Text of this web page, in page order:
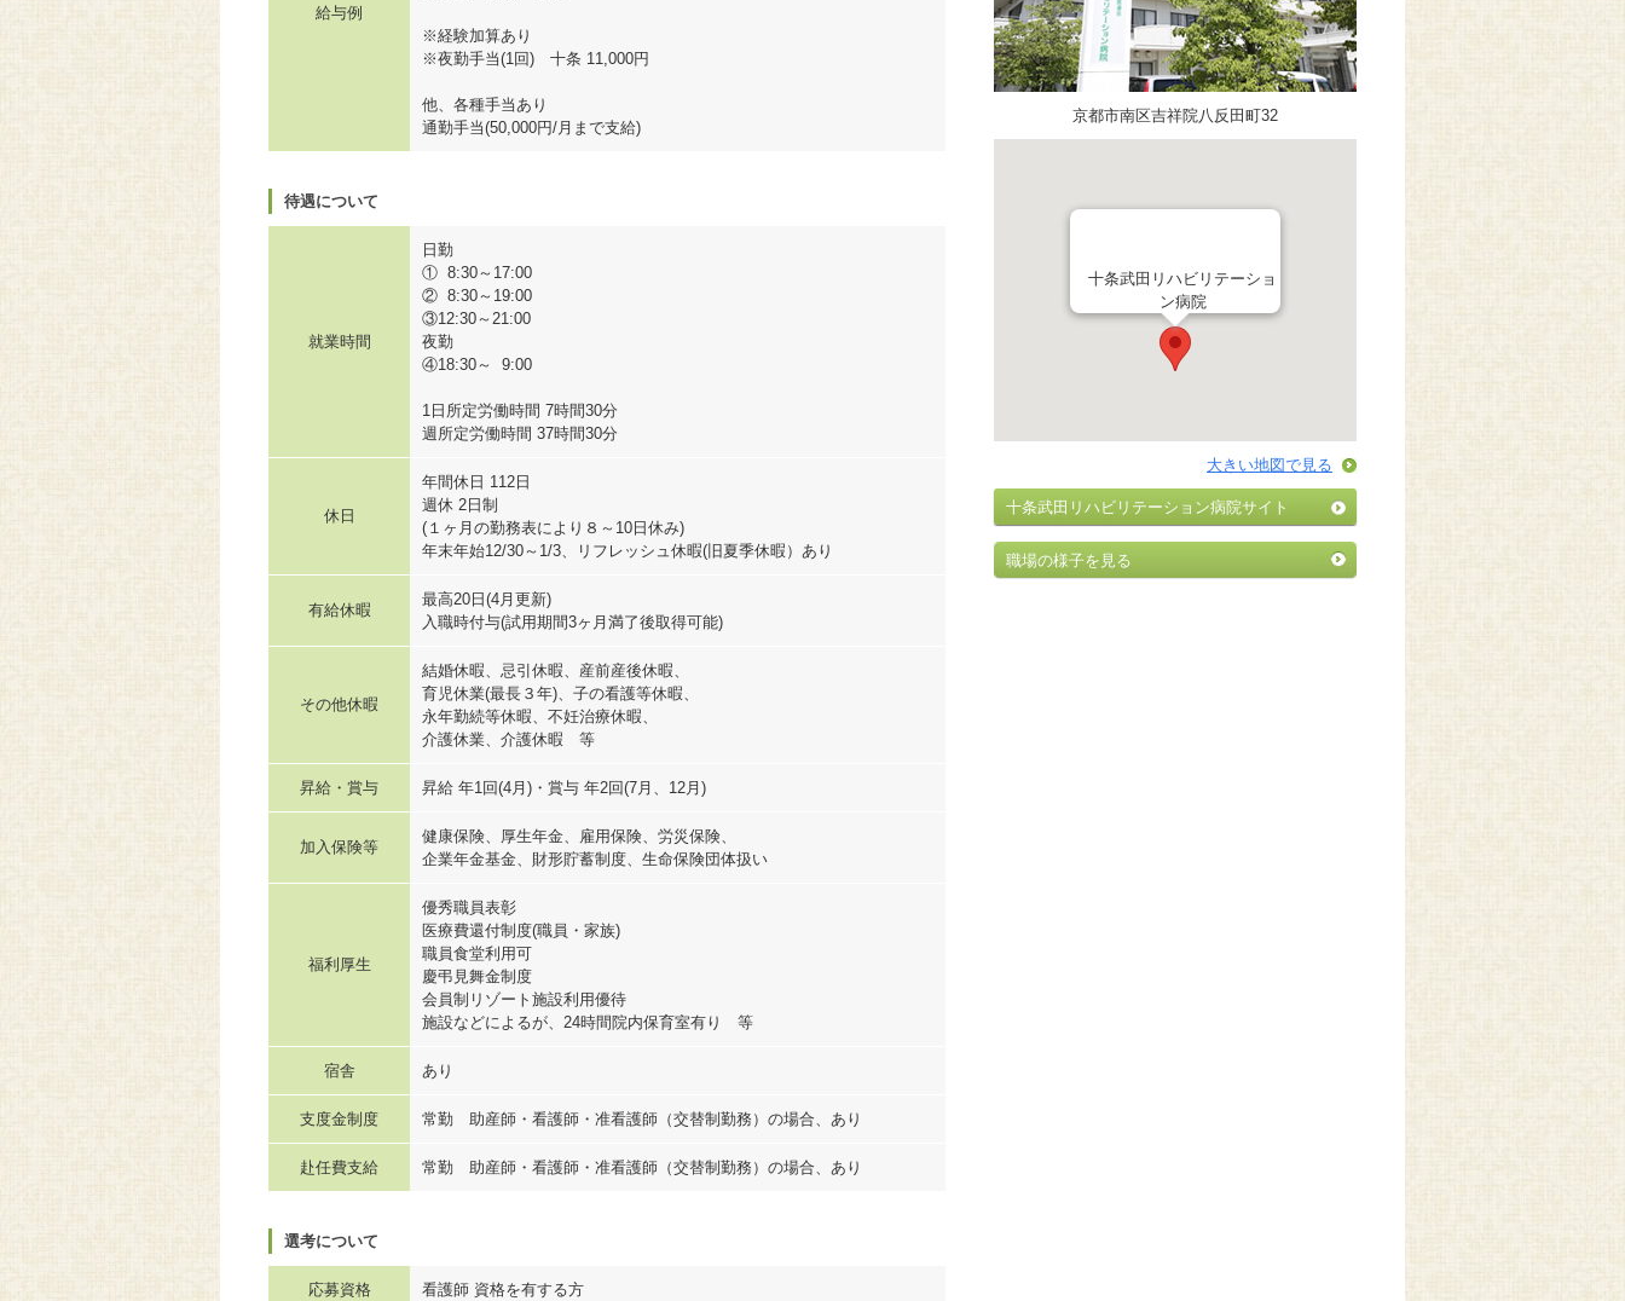
給与例
※経験加算あり
※夜勤手当(1回) 十条 11,000円
他、各種手当あり
通勤手当(50,000円/月まで支給)
待遇について
就業時間
日勤
① 8:30～17:00
② 8:30～19:00
③12:30～21:00
夜勤
④18:30～ 9:00
1日所定労働時間 7時間30分
週所定労働時間 37時間30分
休日
年間休日 112日
週休 2日制
(１ヶ月の勤務表により８～10日休み)
年末年始12/30～1/3、リフレッシュ休暇(旧夏季休暇）あり
有給休暇
最高20日(4月更新)
入職時付与(試用期間3ヶ月満了後取得可能)
その他休暇
結婚休暇、忌引休暇、産前産後休暇、
育児休業(最長３年)、子の看護等休暇、
永年勤続等休暇、不妊治療休暇、
介護休業、介護休暇 等
昇給・賞与 昇給 年1回(4月)・賞与 年2回(7月、12月)
加入保険等
健康保険、厚生年金、雇用保険、労災保険、
企業年金基金、財形貯蓄制度、生命保険団体扱い
福利厚生
優秀職員表彰
医療費還付制度(職員・家族)
職員食堂利用可
慶弔見舞金制度
会員制リゾート施設利用優待
施設などによるが、24時間院内保育室有り 等
宿舎 あり
支度金制度 常勤 助産師・看護師・准看護師（交替制勤務）の場合、あり
赴任費支給 常勤 助産師・看護師・准看護師（交替制勤務）の場合、あり
選考について
応募資格 看護師 資格を有する方
京都市南区吉祥院八反田町32
十条武田リハビリテーショ
ン病院
大きい地図で見る
十条武田リハビリテーション病院サイト
職場の様子を見る